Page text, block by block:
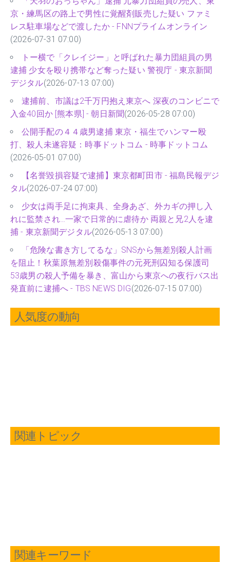
京・練馬区の路上で男性に覚醒剤販売した疑い ファミ
レス駐車場などで渡したか - FNNプライムオンライン
(2026-07-31 07:00)
トー横で「クレイジー」と呼ばれた暴力団組員の男
逮捕 少女を殴り携帯など奪った疑い 警視庁 - 東京新聞
デジタル(2026-07-13 07:00)
逮捕前、市議は2千万円抱え東京へ 深夜のコンビニで
入金40回か [熊本県] - 朝日新聞(2026-05-28 07:00)
公開手配の４４歳男逮捕 東京・福生でハンマー殴
打、殺人未遂容疑：時事ドットコム - 時事ドットコム
(2026-05-01 07:00)
【名誉毀損容疑で逮捕】東京都町田市 - 福島民報デジ
タル(2026-07-24 07:00)
少女は両手足に拘束具、全身あざ、外カギの押し入
れに監禁され…一家で日常的に虐待か 両親と兄2人を逮
捕 - 東京新聞デジタル(2026-05-13 07:00)
「危険な書き方してるな」SNSから無差別殺人計画
を阻止！秋葉原無差別殺傷事件の元死刑囚知る保護司
53歳男の殺人予備を暴き、富山から東京への夜行バス出
発直前に逮捕へ - TBS NEWS DIG(2026-07-15 07:00)
人気度の動向
関連トピック
関連キーワード